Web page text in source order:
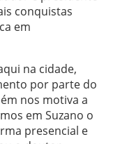
conquistas
em
na cidade,
por parte do
nos motiva a
em Suzano o
presencial e